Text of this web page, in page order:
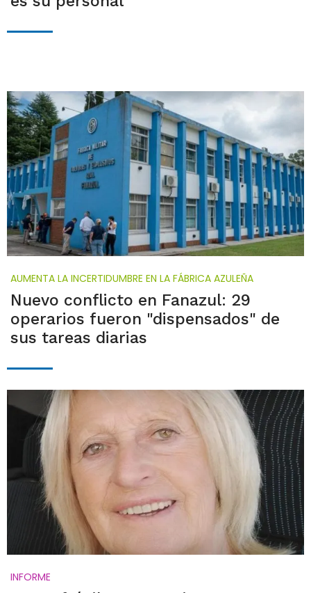
AUMENTA LA INCERTIDUMBRE EN LA FÁBRICA AZULEÑA
Nuevo conflicto en Fanazul: 29
operarios fueron "dispensados" de
sus tareas diarias
INFORME